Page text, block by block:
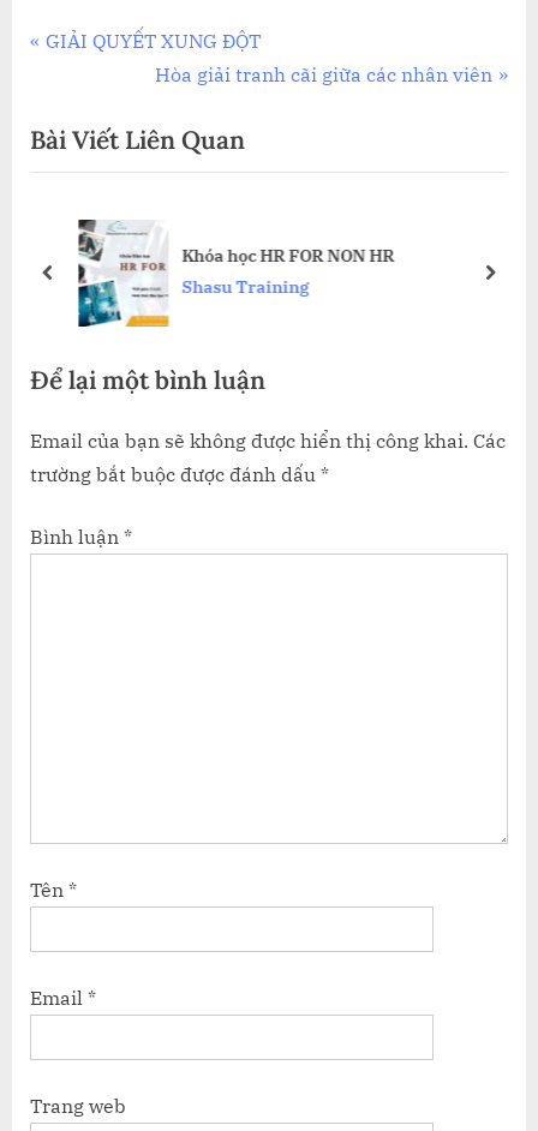
Điều
bài
P
v
i
s
s
:
GIẢI QUYẾT XUNG ĐỘT
N
x
t
o
s
Hòa giải tranh cãi giữa các nhân viên
Bài Viết Liên Quan
Khóa học HR FOR NON HR
Shasu Training
prev next
Để lại một bình luận
Email của bạn sẽ không được hiển thị công khai. Các
trường bắt buộc được đánh dấu *
Bình luận *
Tên *
Email *
Trang web